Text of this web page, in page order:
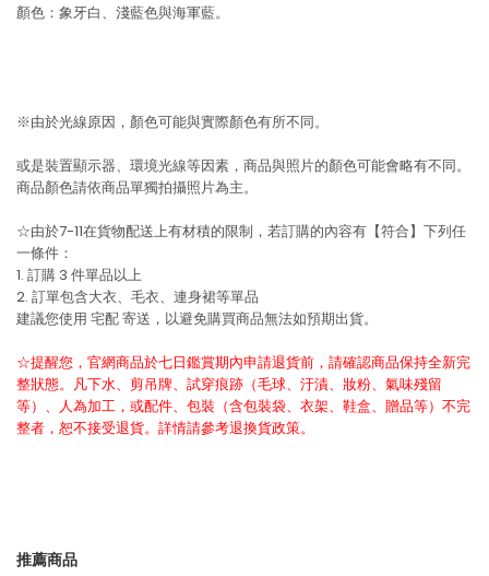
顏色：象牙白、淺藍色與海軍藍。
※由於光線原因，顏色可能與實際顏色有所不同。
或是裝置顯示器、環境光線等因素，商品與照片的顏色可能會略有不同。
商品顏色請依商品單獨拍攝照片為主。
☆由於7-11在貨物配送上有材積的限制，若訂購的內容有【符合】下列任
一條件：
1. 訂購 3 件單品以上
2. 訂單包含大衣、毛衣、連身裙等單品
建議您使用 宅配寄送，以避免購買商品無法如預期出貨。
☆提醒您，官網商品於七日鑑賞期內申請退貨前，請確認商品保持全新完
整狀態。凡下水、剪吊牌、試穿痕跡（毛球、汙漬、妝粉、氣味殘留
等）、人為加工，或配件、包裝（含包裝袋、衣架、鞋盒、贈品等）不完
整者，恕不接受退貨。詳情請參考退換貨政策。
推薦商品